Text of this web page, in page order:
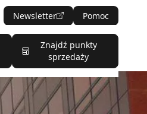
Newsletter Pomoc
Znajdź punkty
sprzedaży